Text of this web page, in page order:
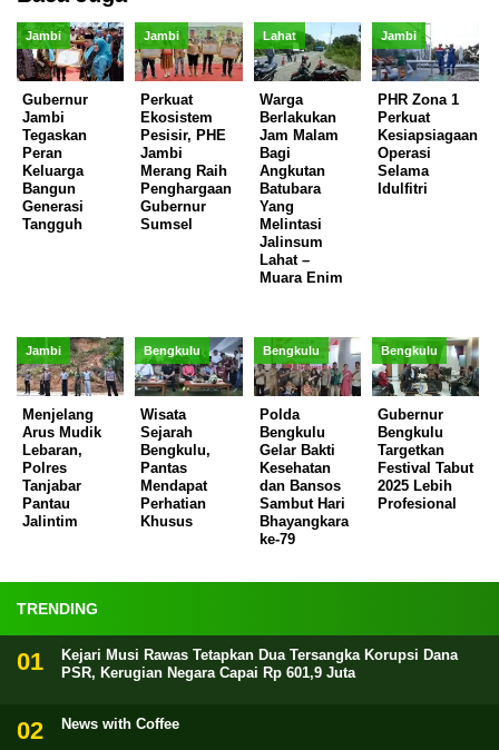
Jambi
Gubernur
Jambi
Tegaskan
Peran
Keluarga
Bangun
Generasi
Tangguh
Jambi
Perkuat
Ekosistem
Pesisir, PHE
Jambi
Merang Raih
Penghargaan
Gubernur
Sumsel
Lahat
Warga
Berlakukan
Jam Malam
Bagi
Angkutan
Batubara
Yang
Melintasi
Jalinsum
Lahat –
Muara Enim
Jambi
PHR Zona 1
Perkuat
Kesiapsiagaan
Operasi
Selama
Idulfitri
Jambi
Menjelang
Arus Mudik
Lebaran,
Polres
Tanjabar
Pantau
Jalintim
Bengkulu
Wisata
Sejarah
Bengkulu,
Pantas
Mendapat
Perhatian
Khusus
Bengkulu
Polda
Bengkulu
Gelar Bakti
Kesehatan
dan Bansos
Sambut Hari
Bhayangkara
ke-79
Bengkulu
Gubernur
Bengkulu
Targetkan
Festival Tabut
2025 Lebih
Profesional
TRENDING
Kejari Musi Rawas Tetapkan Dua Tersangka Korupsi Dana
PSR, Kerugian Negara Capai Rp 601,9 Juta
News with Coffee